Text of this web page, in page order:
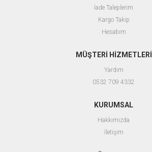
İade Taleplerim
Kargo Takip
Hesabım
MÜŞTERİ HİZMETLERİ
Yardım
0532 709 4332
KURUMSAL
Hakkımızda
İletişim